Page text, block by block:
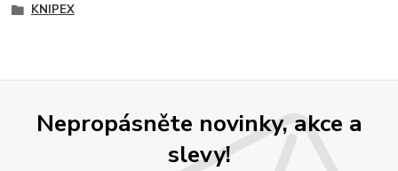
KNIPEX
Nepropásněte novinky, akce a
slevy!